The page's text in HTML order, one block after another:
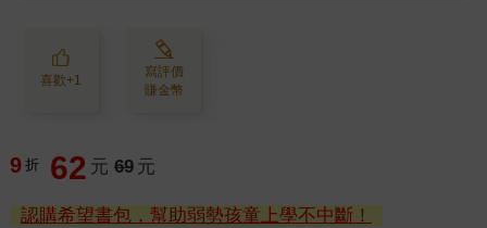
喜歡+1
寫評價
賺金幣
9 折 62 元 69 元
認購希望書包，幫助弱勢孩童上學不中斷！